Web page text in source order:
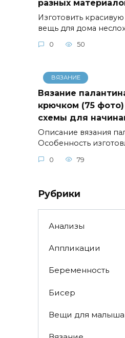
разных
Изготовить
вещь для дома
0 50
ВЯЗАНИЕ
Вязание
крючком (75
схемы для
Описание вязания
Особенность
0 79
Рубрики
Анализы
Аппликации
Беременность
Бисер
Вещи для малыша